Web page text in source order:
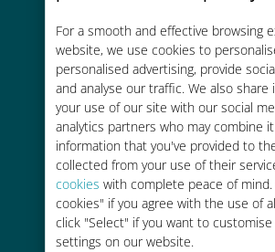
For a smooth and effective browsing
website, we use cookies to
personalised advertising, provide
and analyse our traffic. We also
your use of our site with our social
analytics partners who may combine
information that you've provided to
collected from your use of their
cookies with complete peace of mind.
cookies" if you agree with the use of
click "Select" if you want to
settings on our website.
Économique
Jusqu'à 90 % moins cher
frais d'itinérance avec
opérateur habituel
Recharge